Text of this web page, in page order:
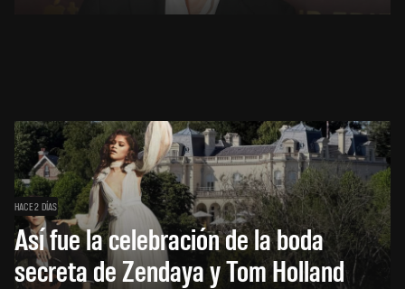
HACE 2 DÍAS
Así fue la celebración de la boda
secreta de Zendaya y Tom Holland